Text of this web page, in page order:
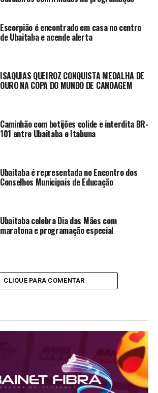
Escorpião é encontrado em casa no centro
de Ubaitaba e acende alerta
ISAQUIAS QUEIROZ CONQUISTA MEDALHA DE
OURO NA COPA DO MUNDO DE CANOAGEM
Caminhão com botijões colide e interdita BR-
101 entre Ubaitaba e Itabuna
Ubaitaba é representada no Encontro dos
Conselhos Municipais de Educação
Ubaitaba celebra Dia das Mães com
maratona e programação especial
CLIQUE PARA COMENTAR